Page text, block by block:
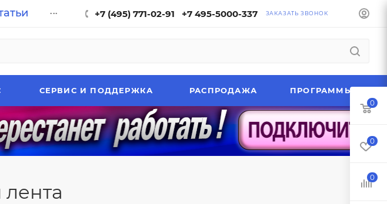
... +7 (495) 771-02-91 +7 495-5000-337 ЗАКАЗАТЬ ЗВОНОК
СЕРВИС И ПОДДЕРЖКА РАСПРОДАЖА ПРОГРАММЫ
лента
0
0
0